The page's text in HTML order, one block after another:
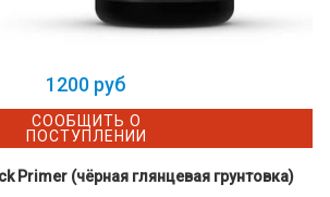
1200 руб
СООБЩИТЬ О
ПОСТУПЛЕНИИ
Primer (чёрная глянцевая грунтовка)